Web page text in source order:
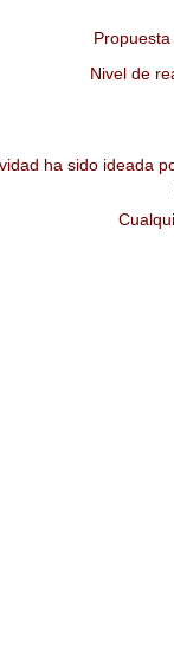
Nivel de
ha sido ideada